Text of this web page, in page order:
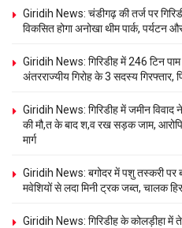
Giridih News: चंडीगढ़ की तर्ज पर
विकसित होगा अनोखा थीम पार्क, पर्यटन
Giridih News: गिरिडीह में 246 टिन
अंतरराज्यीय गिरोह के 3 सदस्य गिरफ्तार,
Giridih News: गिरिडीह में जमीन
की मौ,त के बाद श,व रख सड़क जाम,
मार्ग
Giridih News: बगोदर में पशु तस्करी पर
मवेशियों से लदा मिनी ट्रक जब्त, चालक
Giridih News: गिरिडीह के कोलड़ीहा में